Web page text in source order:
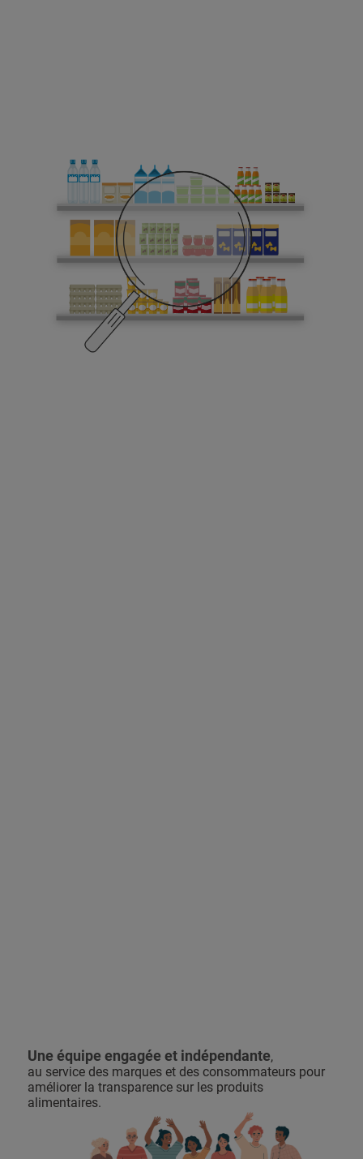
Une équipe engagée et indépendante,
au service des marques et des consommateurs pour
améliorer la transparence sur les produits
alimentaires.